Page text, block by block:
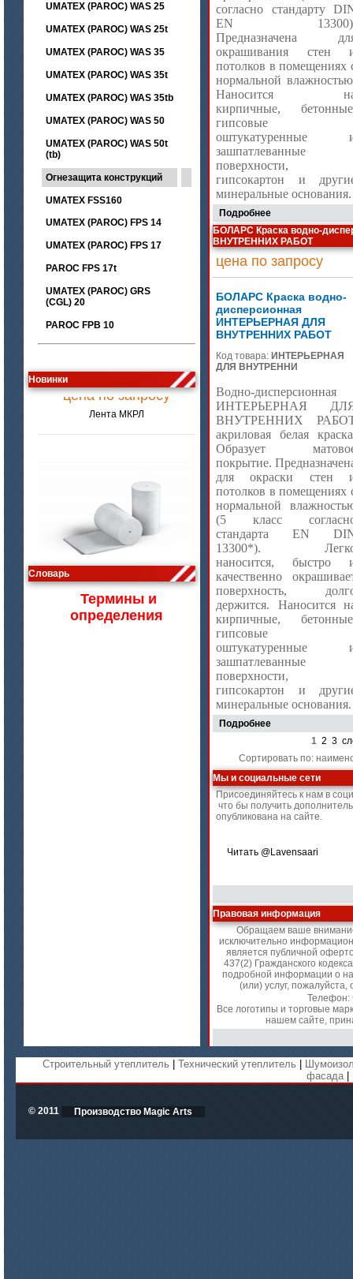
UMATEX (PAROC) WAS 25
UMATEX (PAROC) WAS 25t
UMATEX (PAROC) WAS 35
UMATEX (PAROC) WAS 35t
UMATEX (PAROC) WAS 35tb
UMATEX (PAROC) WAS 50
UMATEX (PAROC) WAS 50t
(tb)
Огнезащита конструкций
UMATEX FSS160
UMATEX (PAROC) FPS 14
UMATEX (PAROC) FPS 17
PAROC FPS 17t
UMATEX (PAROC) GRS
(CGL) 20
PAROC FPB 10
Новинки
цена по запросу
Лента МКРЛ
цена по запросу
Изделия МКРВ-200, МКРВХ-250
Материалы МКРР-120, МКРР-130,
МКРРХ-150
Словарь
Термины и
определения
согласно стандарту
EN
Предназначена
окрашивания стен
потолков в помещениях
нормальной
Наносится
кирпичные,
гипсовые
оштукатуренные
зашпатлеванные
поверхности,
гипсокартон и
минеральные
Подробнее
БОЛАРС Краска водно-
ВНУТРЕННИХ РАБОТ
цена по запросу
БОЛАРС Краска водно-
дисперсионная
ИНТЕРЬЕРНАЯ ДЛЯ
ВНУТРЕННИХ РАБОТ
Код товара: ИНТЕРЬЕРНАЯ
ДЛЯ ВНУТРЕННИ
Водно-дисперсионная
ИНТЕРЬЕРНАЯ
ВНУТРЕННИХ
акриловая белая
Образует
покрытие.
для окраски стен
потолков в помещениях
нормальной
(5 класс
стандарта EN
13300*).
наносится, быстро
качественно
поверхность,
держится. Наносится
кирпичные,
гипсовые
оштукатуренные
зашпатлеванные
поверхности,
гипсокартон и
минеральные
Подробнее
1 2 3
Сортировать по:
Мы и социальные сети
Присоединяйтесь к нам в
что бы получить
опубликована на сайте.
Читать @Lavensaari
Правовая информация
Обращаем ваше
исключительно
является публичной
437(2) Гражданского
подробной информации о
(или) услуг,
Телефон:
Все логотипы и торговые
нашем сайте,
Строительный утеплитель Технический утеплитель
фасада|
© 2011 Производство Magic Arts